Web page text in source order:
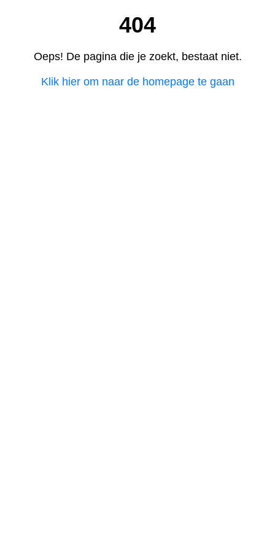
404
Oeps! De pagina die je zoekt, bestaat niet.
Klik hier om naar de homepage te gaan